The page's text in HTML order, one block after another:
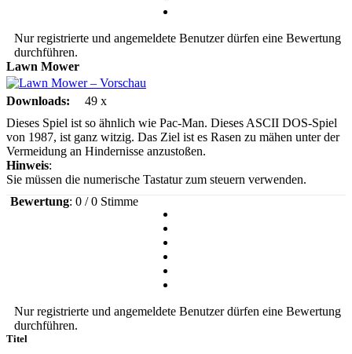
Nur registrierte und angemeldete Benutzer dürfen eine Bewertung
durchführen.
Lawn Mower
Downloads:
49 x
Dieses Spiel ist so ähnlich wie Pac-Man. Dieses ASCII DOS-Spiel
von 1987, ist ganz witzig. Das Ziel ist es Rasen zu mähen unter der
Vermeidung an Hindernisse anzustoßen.
Hinweis:
Sie müssen die numerische Tastatur zum steuern verwenden.
Bewertung: 0 / 0 Stimme
Nur registrierte und angemeldete Benutzer dürfen eine Bewertung
durchführen.
Titel